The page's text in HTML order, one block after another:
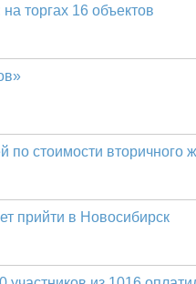
торгах 16 объектов
по стоимости вторичного
прийти в Новосибирск